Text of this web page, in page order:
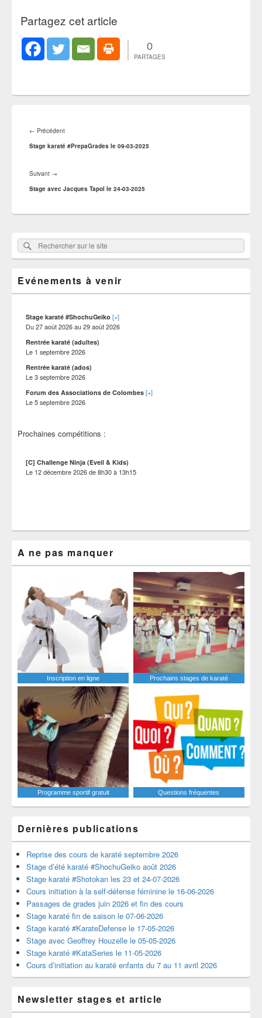
Partagez cet article
0
PARTAGES
de
l’article
← PrécédentArticle
précédent :
Stage karaté #PrepaGrades le 09-03-2025
Suivant →
suivant :
Stage avec Jacques Tapol le 24-03-2025
Zone
principale
de
pour
Rechercher :
Rechercher
sur
site
Evénements à venir
Stage karaté #ShochuGeiko [+]
Du27 août 2026au29 août 2026
Rentrée karaté (adultes)
Le 1 septembre 2026
Rentrée karaté (ados)
Le3 septembre 2026
Forum des Associations de Colombes [+]
Le5 septembre 2026
Prochaines compétitions :
[C] Challenge Ninja (Eveil & Kids)
Le 12 décembre 2026de8h30à 13h15
A ne pas manquer
Inscription en ligne Prochains stages de karaté
Programme sportif gratuit Questions fréquentes
Dernières publications
Reprise des cours de karaté septembre 2026
Stage d’été karaté #ShochuGeiko août 2026
Stage karaté #Shotokan les 23 et 24-07-2026
Cours initiation à la self-défense féminine le 16-06-2026
Passages de grades juin 2026 et fin des cours
Stage karaté fin de saison le 07-06-2026
Stage karaté #KarateDefense le 17-05-2026
Stage avec Geoffrey Houzelle le 05-05-2026
Stage karaté #KataSeries le 11-05-2026
Cours d’initiation au karaté enfants du 7 au 11 avril 2026
Newsletter stages et article